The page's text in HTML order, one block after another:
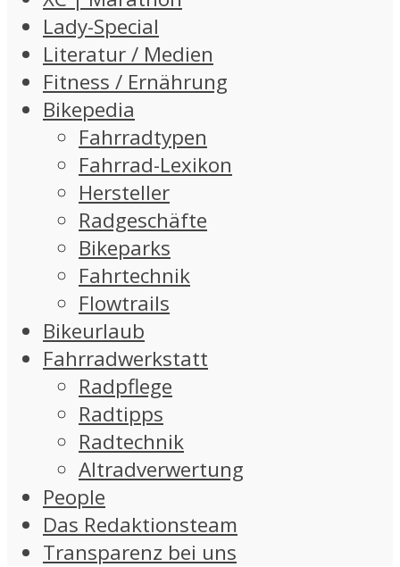
Lady-Special
Literatur / Medien
Fitness / Ernährung
Bikepedia
Fahrradtypen
Fahrrad-Lexikon
Hersteller
Radgeschäfte
Bikeparks
Fahrtechnik
Flowtrails
Bikeurlaub
Fahrradwerkstatt
Radpflege
Radtipps
Radtechnik
Altradverwertung
People
Das Redaktionsteam
Transparenz bei uns